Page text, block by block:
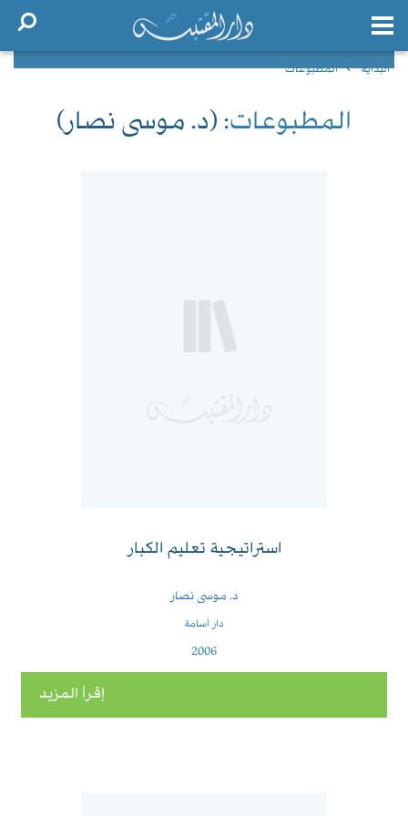
البداية المطبوعات
المطبوعات: (د. موسى نصار)
استراتيجية تعليم الكبار
د. موسى نصار
دار أسامة
2006
إقرأ المزيد